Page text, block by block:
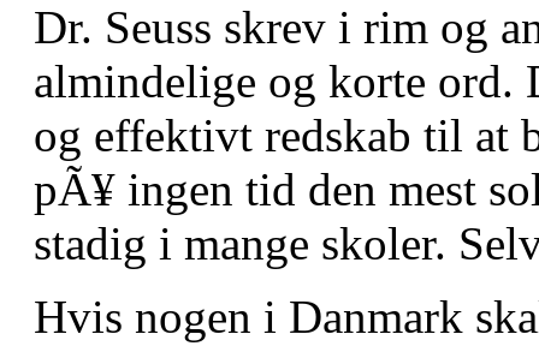
Dr. Seuss skrev i rim og
almindelige og korte ord.
og effektivt redskab til at
pÃ¥ ingen tid den mest
stadig i mange skoler.
Hvis nogen i Danmark